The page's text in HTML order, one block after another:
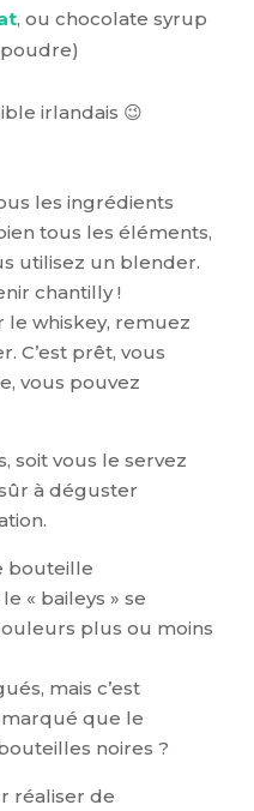
, ou chocolate syrup
irlandais 😉
les ingrédients
tous les éléments,
utilisez un blender.
chantilly !
le whiskey, remuez
C’est prêt, vous
vous pouvez
soit vous le servez
à déguster
bouteille
« baileys » se
plus ou moins
mais c’est
que le
noires ?
réaliser de